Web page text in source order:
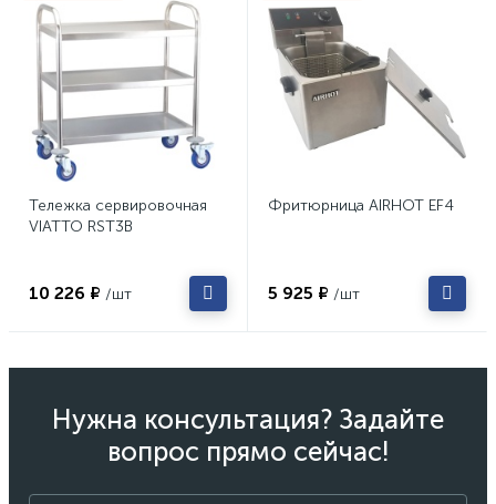
Тележка сервировочная
VIATTO RST3B
10 226 ₽ /шт
Фритюрница AIRHOT EF4
5 925 ₽ /шт
Нужна консультация? Задайте
вопрос прямо сейчас!